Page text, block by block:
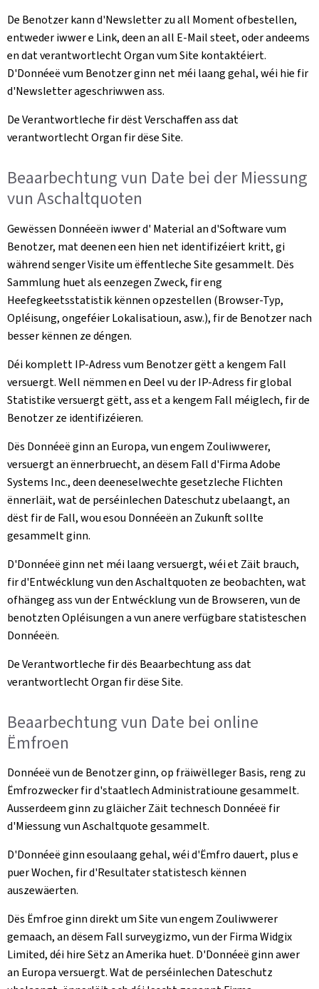
De Benotzer kann d'Newsletter zu all Moment ofbestellen,
entweder iwwer e Link, deen an all E-Mail steet, oder andeems
en dat verantwortlecht Organ vum Site kontaktéiert.
D'Donnéeë vum Benotzer ginn net méi laang gehal, wéi hie fir
d'Newsletter ageschriwwen ass.
De Verantwortleche fir dëst Verschaffen ass dat
verantwortlecht Organ fir dëse Site.
Beaarbechtung vun Date bei der Miessung
vun Aschaltquoten
Gewëssen Donnéeën iwwer d' Material an d'Software vum
Benotzer, mat deenen een hien net identifizéiert kritt, gi
während senger Visite um ëffentleche Site gesammelt. Dës
Sammlung huet als eenzegen Zweck, fir eng
Heefegkeetsstatistik kënnen opzestellen (Browser-Typ,
Opléisung, ongeféier Lokalisatioun, asw.), fir de Benotzer nach
besser kënnen ze déngen.
Déi komplett IP-Adress vum Benotzer gëtt a kengem Fall
versuergt. Well nëmmen en Deel vu der IP-Adress fir global
Statistike versuergt gëtt, ass et a kengem Fall méiglech, fir de
Benotzer ze identifizéieren.
Dës Donnéeë ginn an Europa, vun engem Zouliwwerer,
versuergt an ënnerbruecht, an dësem Fall d'Firma Adobe
Systems Inc., deen deeneselwechte gesetzleche Flichten
ënnerläit, wat de perséinlechen Dateschutz ubelaangt, an
dëst fir de Fall, wou esou Donnéeën an Zukunft sollte
gesammelt ginn.
D'Donnéeë ginn net méi laang versuergt, wéi et Zäit brauch,
fir d'Entwécklung vun den Aschaltquoten ze beobachten, wat
ofhängeg ass vun der Entwécklung vun de Browseren, vun de
benotzten Opléisungen a vun anere verfügbare statisteschen
Donnéeën.
De Verantwortleche fir dës Beaarbechtung ass dat
verantwortlecht Organ fir dëse Site.
Beaarbechtung vun Date bei online
Ëmfroen
Donnéeë vun de Benotzer ginn, op fräiwëlleger Basis, reng zu
Ëmfrozwecker fir d'staatlech Administratioune gesammelt.
Ausserdeem ginn zu gläicher Zäit technesch Donnéeë fir
d'Miessung vun Aschaltquote gesammelt.
D'Donnéeë ginn esoulaang gehal, wéi d'Ëmfro dauert, plus e
puer Wochen, fir d'Resultater statistesch kënnen
auszewäerten.
Dës Ëmfroe ginn direkt um Site vun engem Zouliwwerer
gemaach, an dësem Fall surveygizmo, vun der Firma Widgix
Limited, déi hire Sëtz an Amerika huet. D'Donnéeë ginn awer
an Europa versuergt. Wat de perséinlechen Dateschutz